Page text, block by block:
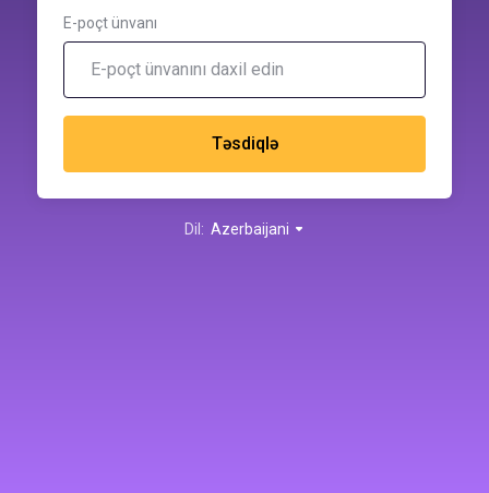
E-poçt ünvanı
Təsdiqlə
Dil: Azerbaijani